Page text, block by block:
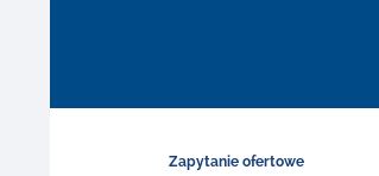
Zapytanie ofertowe